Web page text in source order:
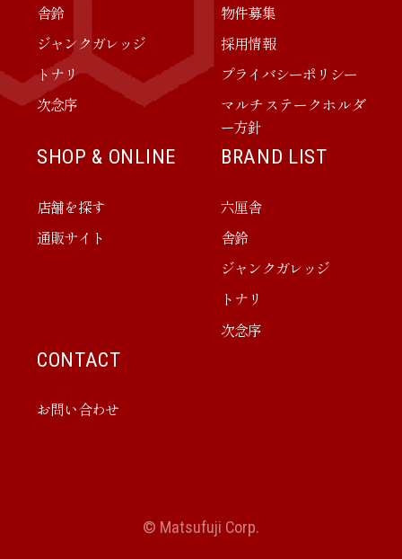
舎鈴
ジャンクガレッジ
トナリ
次念序
物件募集
採用情報
プライバシーポリシー
マルチステークホルダ
ー方針
SHOP & ONLINE
店舗を探す
通販サイト
BRAND LIST
六厘舎
舎鈴
ジャンクガレッジ
トナリ
次念序
CONTACT
お問い合わせ
© Matsufuji Corp.